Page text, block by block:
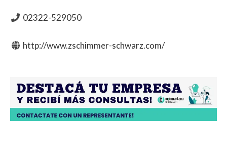
02322-529050
http://www.zschimmer-schwarz.com/